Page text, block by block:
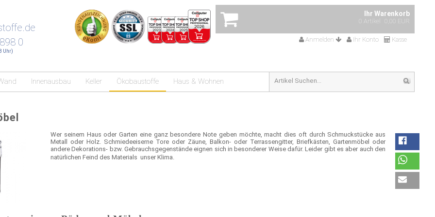
Ihr Warenkorb
0 Artikel 0,00 EUR
Anmelden Ihr Konto Kasse
0
Uhr)
Innenausbau Keller Ökobaustoffe Haus & Wohnen
Wer seinem Haus oder Garten eine ganz besondere Note geben möchte, macht dies oft durch Schmuckstücke aus
Metall oder Holz. Schmiedeeiserne Tore oder Zäune, Balkon- oder Terrassengitter, Briefkästen, Gartenmöbel oder
andere Dekorations- bzw. Gebrauchsgegenstände eignen sich in besonderer Weise dafür. Leider gibt es aber auch den
natürlichen Feind des Materials  unser Klima.